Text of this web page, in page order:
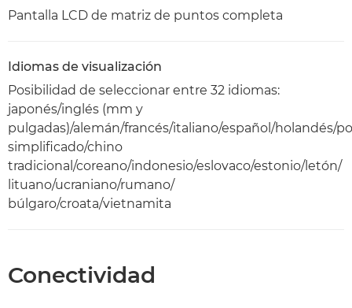
Pantalla LCD de matriz de puntos completa
Idiomas de visualización
Posibilidad de seleccionar entre 32 idiomas:
japonés/inglés (mm y
pulgadas)/alemán/francés/italiano/español/holandés/
simplificado/chino
tradicional/coreano/indonesio/eslovaco/estonio/letón/
lituano/ucraniano/rumano/
búlgaro/croata/vietnamita
Conectividad